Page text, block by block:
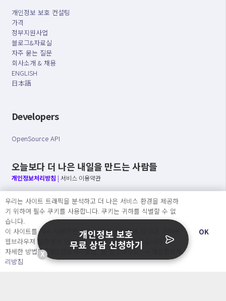
개인정보 보호 컨설팅
가격
정부지원사업
블로그&자료실
자주 묻는 질문
회사소개 & 채용
ENGLISH
日本語
Developers
OpenSource API
오늘보다 더 나은 내일을 만드는 사람들
개인정보처리방침 | 서비스 이용약관
○ 개인정보보호 컴플라이언스를 선도하겠습니다.
○ 정보주체의 권리를 보장하겠습니다.
○ 기업의 개인정보보호를 위한 효율적 관리를 보장하겠습니다.
Copyright Ⓒ
2026 O.NE PEOPLE Co., Ltd. All rights reserved.
우리는 사이트 트래픽을 분석하고 더 나은 서비스 환경을 제공하
기 위하여 필수 쿠키를 사용합니다. 쿠키는 귀하를 식별할 수 없
습니다.
이 사이트를 계속 사용하면 쿠키 사용에 동의하게 됩니다. 귀하는
웹브라우져 설정에서 언제든지 쿠키를 삭제 할 수있습니다.
자세한 방법은 “개인정보처리방침” 을 참고하세요. →
리방침
OK
X
개인정보 보호
무료 상담 신청하기